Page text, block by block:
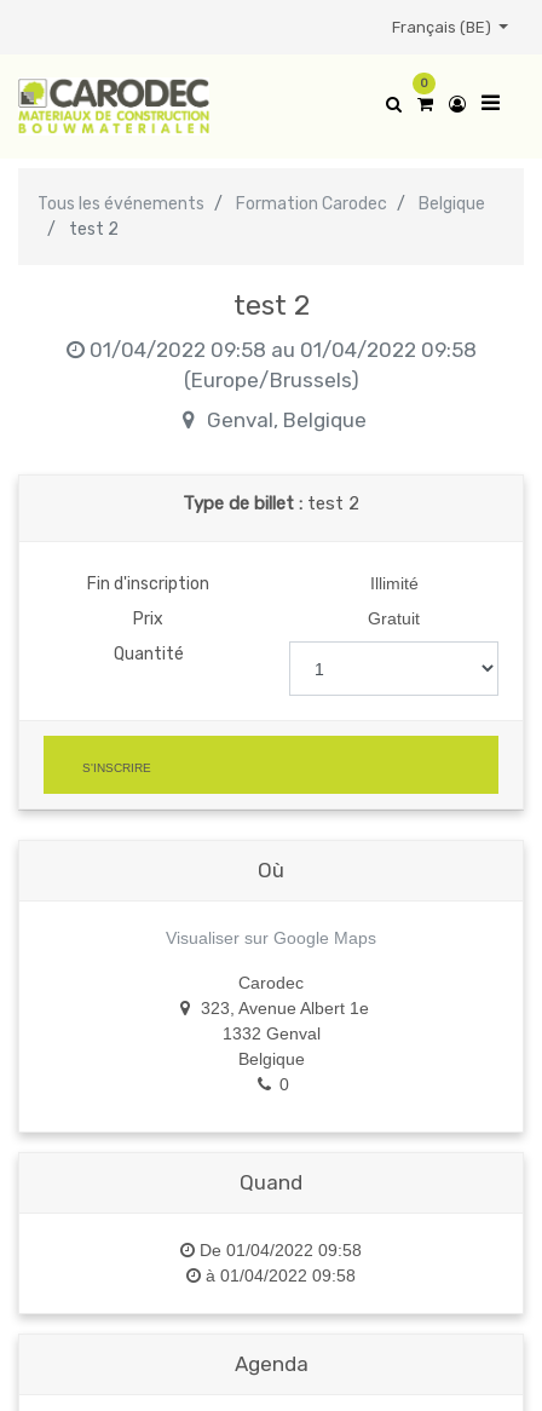
Français (BE)
0
Tous les événements Formation Carodec
Belgique
test 2
test 2
01/04/2022 09:58 au 01/04/2022 09:58
(Europe/Brussels)
Genval, Belgique
Type de billet : test 2
Fin d'inscription Illimité
Prix Gratuit
Quantité
S'INSCRIRE
Où
Visualiser sur Google Maps
Carodec
323, Avenue Albert 1e
1332 Genval
Belgique
0
Quand
De 01/04/2022 09:58
à 01/04/2022 09:58
Agenda